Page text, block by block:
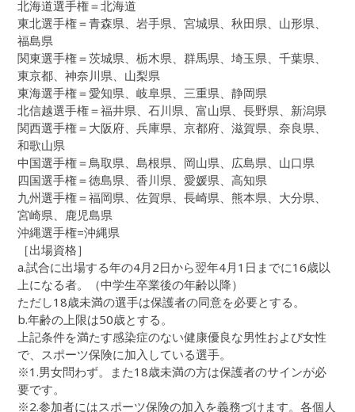
北海道選手権＝北海道
東北選手権＝青森県、岩手県、宮城県、秋田県、山形県、
福島県
関東選手権＝茨城県、栃木県、群馬県、埼玉県、千葉県、
東京都、神奈川県、山梨県
東海選手権＝愛知県、岐阜県、三重県、静岡県
北信越選手権＝福井県、石川県、富山県、長野県、新潟県
関西選手権＝大阪府、兵庫県、京都府、滋賀県、奈良県、
和歌山県
中国選手権＝鳥取県、島根県、岡山県、広島県、山口県
四国選手権＝徳島県、香川県、愛媛県、高知県
九州選手権＝福岡県、佐賀県、長崎県、熊本県、大分県、
宮崎県、鹿児島県
沖縄選手権=沖縄県
［出場資格］
a.試合に出場する年の4月2日から翌年4月1日までに16歳以
上になる者。（中学生卒業後の年齢以降）
ただし18歳未満の選手は保護者の同意を必要とする。
b.年齢の上限は50歳とする。
上記条件を満たす感染症のない健康優良な男性および女性
で、スポーツ保険に加入している選手。
※1.男女問わず。また18歳未満の方は保護者のサインが必
要です。
※2.参加者にはスポーツ保険の加入を義務づけます。各個人